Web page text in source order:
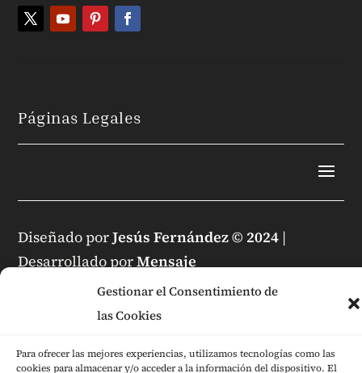
Gestionar el Consentimiento de
las Cookies
Para ofrecer las mejores experiencias, utilizamos tecnologías como las
cookies para almacenar y/o acceder a la información del dispositivo. El
Páginas Legales
Diseñado porJesús Fernández © 2024 |
Desarrollado porMensaje